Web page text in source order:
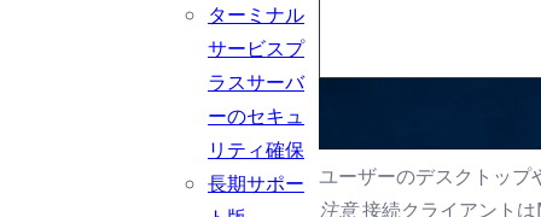
ターミナル
サービスプ
ラスサーバ
ーのセキュ
リティ確保
長期サポー ユーザーのデスクトップ
注意接続クライアント